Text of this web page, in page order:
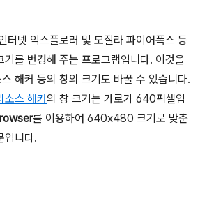
터넷 익스플로러 및 모질라 파이어폭스 등
기를 변경해 주는 프로그램입니다. 이것을
해커 등의 창의 크기도 바꿀 수 있습니다.
소스 해커의 창 크기는 가로가 640픽셀입
를 이용하여 640x480 크기로 맞춘
입니다.